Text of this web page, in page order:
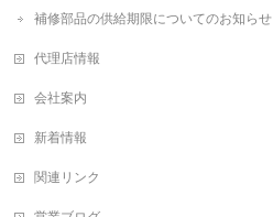
補修部品の供給期限についてのお知らせ
代理店情報
会社案内
新着情報
関連リンク